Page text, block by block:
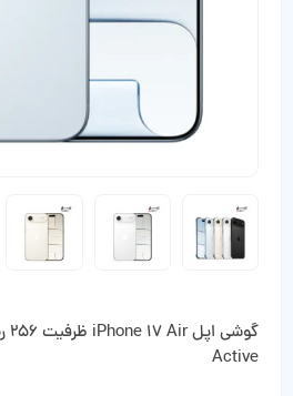
Active